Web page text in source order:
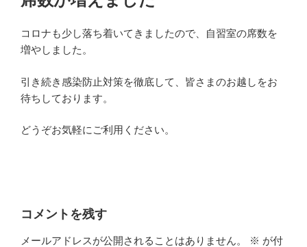
日:
コロナも少し落ち着いてきましたので、自習室の席数を
増やしました。
引き続き感染防止対策を徹底して、皆さまのお越しをお
待ちしております。
どうぞお気軽にご利用ください。
コメントを残す
メールアドレスが公開されることはありません。 ※ が付